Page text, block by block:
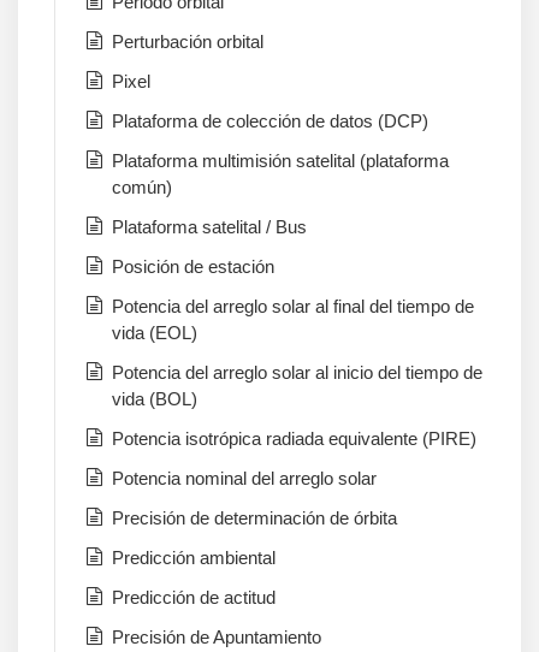
Perturbación orbital
Pixel
Plataforma de colección de datos (DCP)
Plataforma multimisión satelital (plataforma
común)
Plataforma satelital / Bus
Posición de estación
Potencia del arreglo solar al final del tiempo de
vida (EOL)
Potencia del arreglo solar al inicio del tiempo de
vida (BOL)
Potencia isotrópica radiada equivalente (PIRE)
Potencia nominal del arreglo solar
Precisión de determinación de órbita
Predicción ambiental
Predicción de actitud
Precisión de Apuntamiento